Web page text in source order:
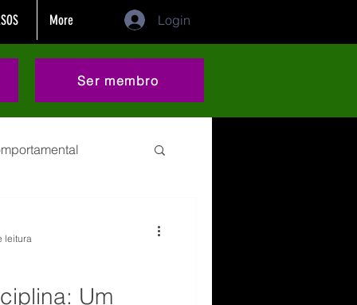
More Login
Ser membro
Um
leitura